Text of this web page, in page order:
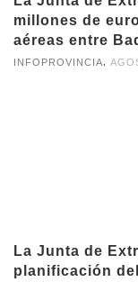
millones de
aéreas entre
INFOPROVINCIA
La Junta de
planificación